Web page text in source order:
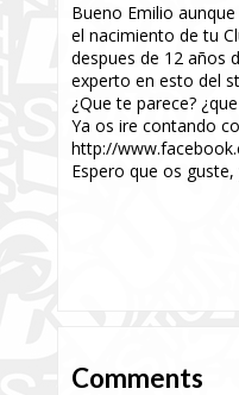
Bueno Emilio
el nacimiento de tu
despues de 12 años
experto en esto del
¿Que te parece?
Ya os ire contando
http://
Espero que os
Comments